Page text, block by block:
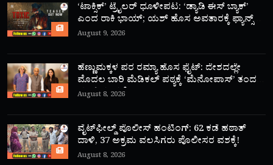
‘ಟಾಕ್ಸಿಕ್’ ಟ್ರೈಲರ್ ಧೂಳೀಪಟ: ‘ಡ್ಯಾಡಿ ಈಸ್ ಬ್ಯಾಕ್’
ಎಂದ ರಾಕಿ ಭಾಯ್; ಯಶ್ ಹೊಸ ಅವತಾರಕ್ಕೆ ಫ್ಯಾನ್ಸ್
ಫಿದಾ!
August 9, 2026
ಹೆಣ್ಣುಮಕ್ಕಳ ಪರ ರಮ್ಯಾ ಹೊಸ ಫೈಟ್: ದೇಶದಲ್ಲೇ
ಮೊದಲ ಬಾರಿ ಮೆಡಿಕಲ್ ಪಠ್ಯಕ್ಕೆ ‘ಮೆನೋಪಾಸ್’ ತಂದ
ಮಾಜಿ ಸಂಸದೆ!
August 8, 2026
ವೈಟ್‌ಫೀಲ್ಡ್ ಪೊಲೀಸ್ ಹಂಟಿಂಗ್: 62 ಕಡೆ ಹಠಾತ್
ದಾಳಿ, 37 ಅಕ್ರಮ ವಲಸಿಗರು ಪೊಲೀಸರ ವಶಕ್ಕೆ!
August 8, 2026